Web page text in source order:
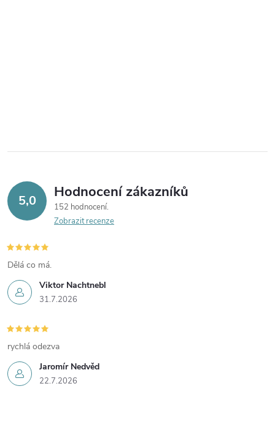
5,0 Hodnocení zákazníků
152 hodnocení
Zobrazit recenze
Viktor Nachtnebl
31.7.2026
Dělá co má.
Jaromír Nedvěd
22.7.2026
rychlá odezva